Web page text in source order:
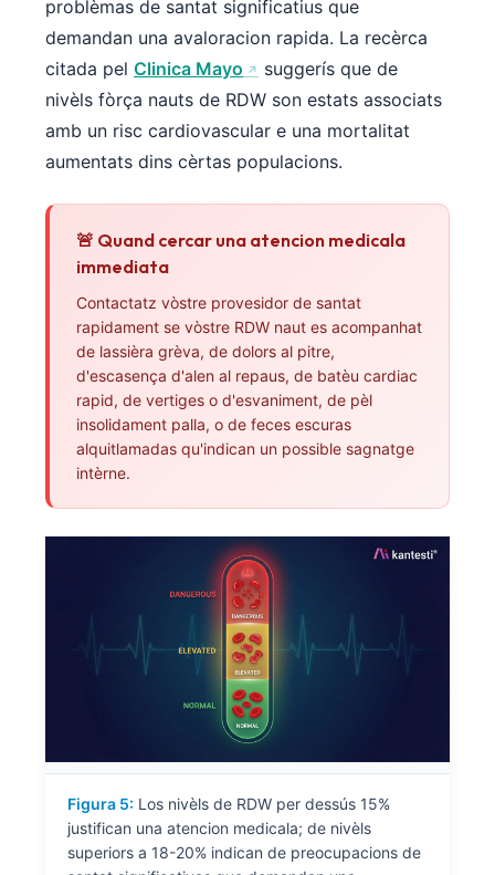
problèmas de santat significatius que
demandan una avaloracion rapida. La recèrca
citada pel Clinica Mayo
suggerís que de
nivèls fòrça nauts de RDW son estats associats
amb un risc cardiovascular e una mortalitat
aumentats dins cèrtas populacions.
🚨 Quand cercar una atencion medicala
immediata
Contactatz vòstre provesidor de santat
rapidament se vòstre RDW naut es acompanhat
de lassièra grèva, de dolors al pitre,
d'escasença d'alen al repaus, de batèu cardiac
rapid, de vertiges o d'esvaniment, de pèl
insolidament palla, o de feces escuras
alquitlamadas qu'indican un possible sagnatge
intèrne.
Figura 5: Los nivèls de RDW per dessús 15%
justifican una atencion medicala; de nivèls
superiors a 18-20% indican de preocupacions de